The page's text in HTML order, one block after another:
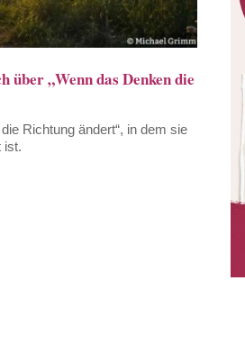
„Wenn das Denken die
Richtung ändert“, in dem sie
ist.